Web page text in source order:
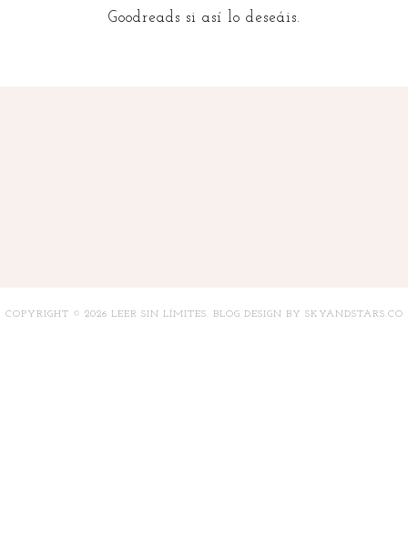
Goodreads si así lo deseáis.
COPYRIGHT © 2026 LEER SIN LÍMITES. BLOG DESIGN BY SKYANDSTARS.CO